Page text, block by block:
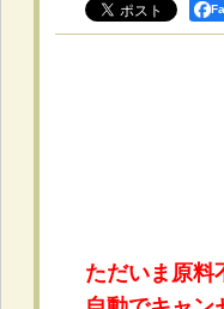
ただいま原料